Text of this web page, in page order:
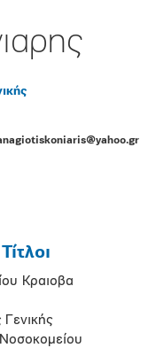
Kραιοβα